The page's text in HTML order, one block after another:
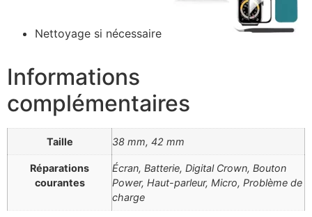
Nettoyage si nécessaire
Informations
complémentaires
Taille 38 mm, 42 mm
Réparations
courantes
Écran, Batterie, Digital Crown, Bouton
Power, Haut-parleur, Micro, Problème de
charge